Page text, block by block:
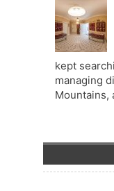
kept
managing
Mountains,